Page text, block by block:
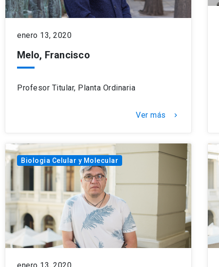
enero 13, 2020
Melo, Francisco
Profesor Titular, Planta Ordinaria
Ver más keyboard_arrow_right
Biologia Celular y Molecular